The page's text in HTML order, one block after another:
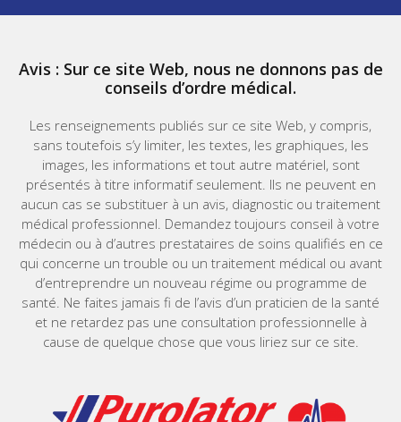
Avis : Sur ce site Web, nous ne donnons pas de
conseils d’ordre médical.
Les renseignements publiés sur ce site Web, y compris,
sans toutefois s’y limiter, les textes, les graphiques, les
images, les informations et tout autre matériel, sont
présentés à titre informatif seulement. Ils ne peuvent en
aucun cas se substituer à un avis, diagnostic ou traitement
médical professionnel. Demandez toujours conseil à votre
médecin ou à d’autres prestataires de soins qualifiés en ce
qui concerne un trouble ou un traitement médical ou avant
d’entreprendre un nouveau régime ou programme de
santé. Ne faites jamais fi de l’avis d’un praticien de la santé
et ne retardez pas une consultation professionnelle à
cause de quelque chose que vous liriez sur ce site.
Home